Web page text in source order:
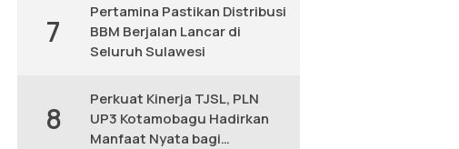
7
Pertamina Pastikan Distribusi
BBM Berjalan Lancar di
Seluruh Sulawesi
8
Perkuat Kinerja TJSL, PLN
UP3 Kotamobagu Hadirkan
Manfaat Nyata bagi